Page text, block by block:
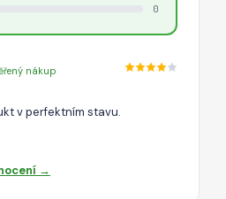
0
nákup
v perfektním stavu.
→